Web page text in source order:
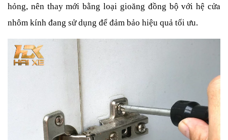
hỏng, nên thay mới bằng loại gioăng đồng bộ với hệ cửa
nhôm kính đang sử dụng để đảm bảo hiệu quả tối ưu.